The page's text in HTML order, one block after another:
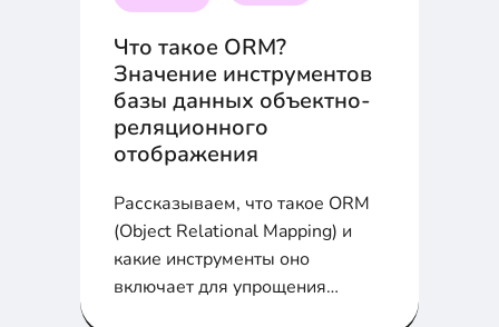
Что такое ORM?
Значение инструментов
базы данных объектно-
реляционного
отображения
Рассказываем, что такое ORM
(Object Relational Mapping) и
какие инструменты оно
включает для упрощения